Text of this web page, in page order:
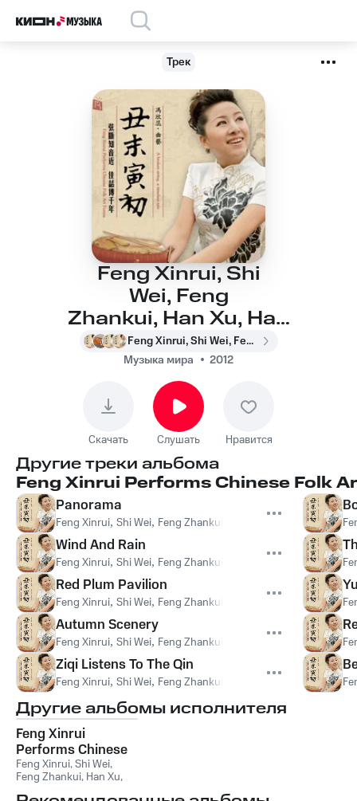
Трек
Feng Xinrui, Shi
Wei, Feng
Zhankui, Han Xu, Han
Baoli, Han Qing - Long
March
Feng Xinrui, Shi Wei, Feng Zhankui, Han Xu, Han Baoli, Han Qing
Музыка мира
2012
Скачать Слушать Нравится
Другие треки альбома
Feng Xinrui Performs Chinese Folk
Panorama
Feng Xinrui, Shi Wei, Feng Zhankui Han Baoli, Han
Wind And Rain
Feng Xinrui, Shi Wei, Feng Zhankui Han Baoli, Han
Red Plum Pavilion
Feng Xinrui, Shi Wei, Feng Zhankui Han Baoli, Han
Autumn Scenery
Feng Xinrui, Shi Wei, Feng Zhankui Han Baoli, Han
Ziqi Listens To The Qin
Feng Xinrui, Shi Wei, Feng Zhankui Han Baoli, Han
Другие альбомы исполнителя
Feng Xinrui
Performs Chinese
Folk Art Forms
Feng Xinrui,Shi Wei,
Feng Zhankui, Han Xu,